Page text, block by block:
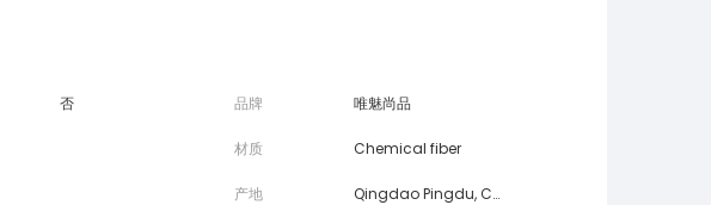
否 品牌 唯魅尚品
材质 Chemical fiber
产地 Qingdao Pingdu, China